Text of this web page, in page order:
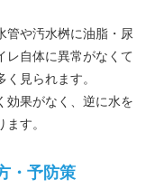
管や汚水桝に油脂・尿
レ自体に異常がなくて
見られます。
効果がなく、逆に水を
す。
・予防策